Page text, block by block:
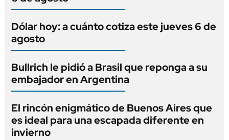
Dólar hoy: a cuánto cotiza este jueves 6 de
agosto
Bullrich le pidió a Brasil que reponga a su
embajador en Argentina
El rincón enigmático de Buenos Aires que
es ideal para una escapada diferente en
invierno